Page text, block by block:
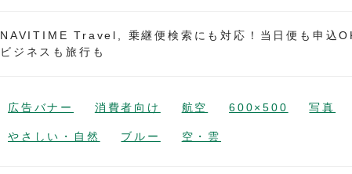
NAVITIME Travel, 乗継便検索にも対応！当日便も申込
ビジネスも旅行も
広告バナー 消費者向け 航空 600×500 写真
やさしい・自然 ブルー 空・雲